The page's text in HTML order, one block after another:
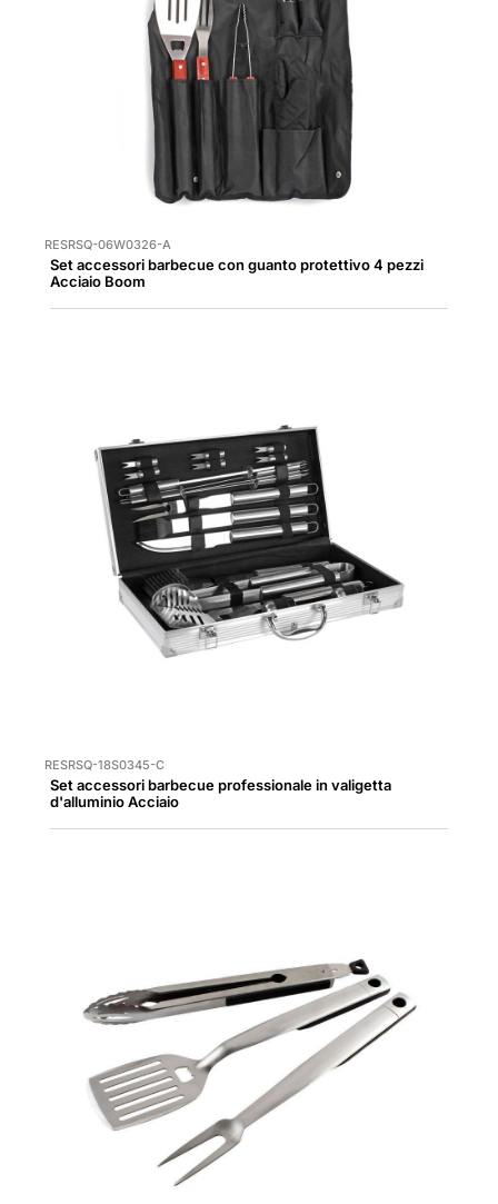
RESRSQ-06W0326-A
Set accessori barbecue con guanto protettivo 4 pezzi
Acciaio Boom
RESRSQ-18S0345-C
Set accessori barbecue professionale in valigetta
d'alluminio Acciaio